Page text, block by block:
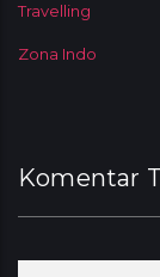
Travelling
Zona Indo
Komentar